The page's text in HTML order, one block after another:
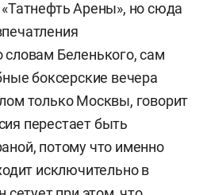
Арены», но сюда
Беленького, сам
боксерские вечера
только Москвы, говорит
перестает быть
потому что именно
исключительно в